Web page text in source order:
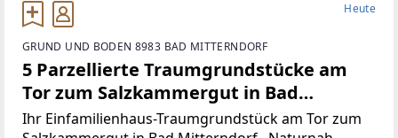
Heute
GRUND UND BODEN 8983 BAD MITTERNDORF
5 Parzellierte Traumgrundstücke am
Tor zum Salzkammergut in Bad
Mitterndorf - naturnah, zentral und
Ihr Einfamilienhaus-Traumgrundstück am Tor zum